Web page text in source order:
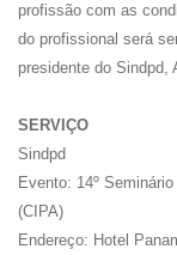
profissão com as
do profissional será
presidente do Sindpd,
SERVIÇO
Sindpd
Evento: 14º
(CIPA)
Endereço: Hotel